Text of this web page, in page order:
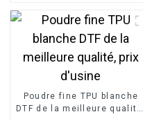
Poudre fine TPU blanche
DTF de la meilleure qualité,